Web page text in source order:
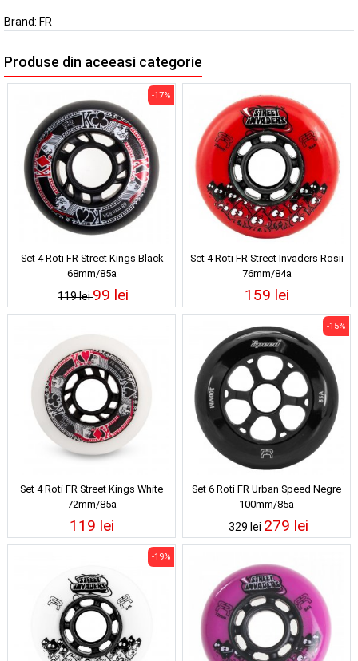
Brand: FR
Produse din aceeasi categorie
Set 4 Roti FR Street Kings Black
68mm/85a
119 lei
-17%
99 lei
Set 4 Roti FR Street Invaders Rosii
76mm/84a
159 lei
Set 4 Roti FR Street Kings White
72mm/85a
119 lei
Set 6 Roti FR Urban Speed Negre
100mm/85a
329 lei
-15%
279 lei
-19%